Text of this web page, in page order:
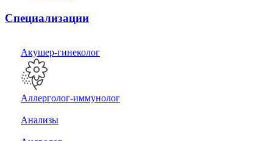
Специализации
Акушер-гинеколог
Аллерголог-иммунолог
Анализы